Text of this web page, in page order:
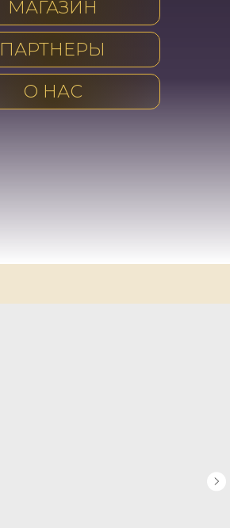
О НАС
ПАРТНЕРЫ
МАГАЗИН